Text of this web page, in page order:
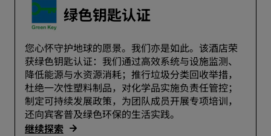
绿色钥匙认证
您心怀守护地球的愿景。我们亦是如此。该酒店荣
获绿色钥匙认证：我们通过高效系统与设施监测、
降低能源与水资源消耗；推行垃圾分类回收举措，
杜绝一次性塑料制品，对化学品实施负责任管控；
制定可持续发展政策，为团队成员开展专项培训，
还向宾客普及绿色环保的生活实践。
继续探索